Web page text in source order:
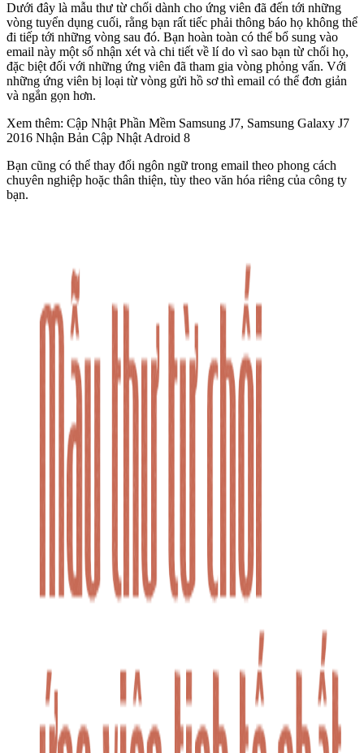
Dưới đây là mẫu thư từ chối dành cho ứng viên đã đến tới những
vòng tuyển dụng cuối, rằng bạn rất tiếc phải thông báo họ không thể
đi tiếp tới những vòng sau đó. Bạn hoàn toàn có thể bổ sung vào
email này một số nhận xét và chi tiết về lí do vì sao bạn từ chối họ,
đặc biệt đối với những ứng viên đã tham gia vòng phỏng vấn. Với
những ứng viên bị loại từ vòng gửi hồ sơ thì email có thể đơn giản
và ngắn gọn hơn.
Xem thêm: Cập Nhật Phần Mềm Samsung J7, Samsung Galaxy J7
2016 Nhận Bản Cập Nhật Adroid 8
Bạn cũng có thể thay đổi ngôn ngữ trong email theo phong cách
chuyên nghiệp hoặc thân thiện, tùy theo văn hóa riêng của công ty
bạn.